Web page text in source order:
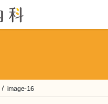
image-16